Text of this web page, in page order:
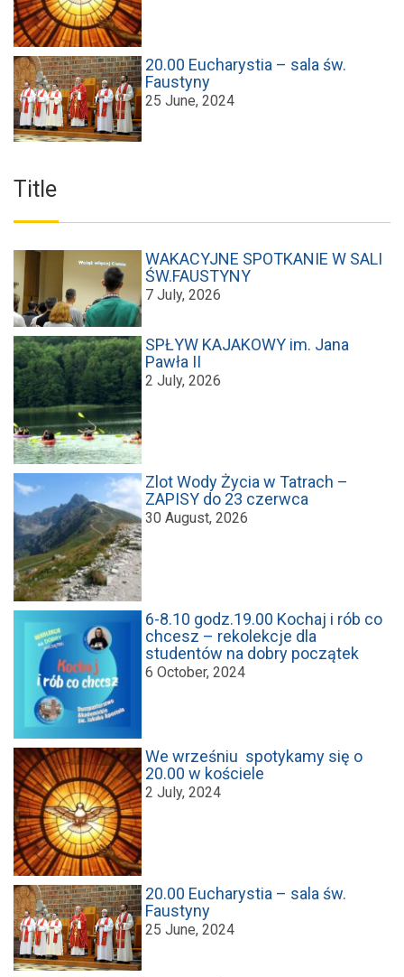
20.00 Eucharystia – sala św.
Faustyny
25 June, 2024
Title
WAKACYJNE SPOTKANIE W SALI
ŚW.FAUSTYNY
7 July, 2026
SPŁYW KAJAKOWY im. Jana
Pawła II
2 July, 2026
Zlot Wody Życia w Tatrach –
ZAPISY do 23 czerwca
30 August, 2026
6-8.10 godz.19.00 Kochaj i rób co
chcesz – rekolekcje dla
studentów na dobry początek
6 October, 2024
We wrześniu spotykamy się o
20.00 w kościele
2 July, 2024
20.00 Eucharystia – sala św.
Faustyny
25 June, 2024